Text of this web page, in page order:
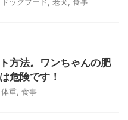
方法。ワンちゃんの肥
危険です！
体重 食事